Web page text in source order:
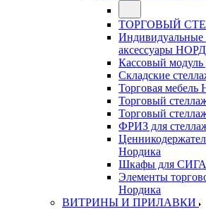
ТОРГОВЫЙ
Индивидуальные
аксессуары
Кассовый
Складские
Торговая мебель
Торговый
Торговый
ФРИЗ для
Нордика
Шкафы для
Элементы
Нордика
ВИТРИНЫ И ПРИЛАВКИ